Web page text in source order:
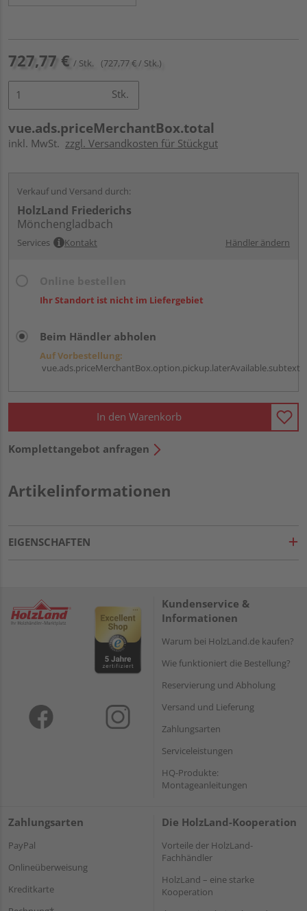
727,77 € / Stk. (727,77 € / Stk.)
Stk.
vue.ads.priceMerchantBox.total
inkl. MwSt. zzgl. Versandkosten für Stückgut
Verkauf und Versand durch:
HolzLand Friederichs
Mönchengladbach
Services Kontakt Händler ändern
Ihr Standort ist nicht im Liefergebiet
Beim Händler abholen
Auf Vorbestellung:
vue.ads.priceMerchantBox.option.pickup.laterAvailable.subtext
In den Warenkorb
Komplettangebot anfragen
Artikelinformationen
EIGENSCHAFTEN
Kundenservice &
Informationen
Warum bei HolzLand.de kaufen?
Wie funktioniert die Bestellung?
Reservierung und Abholung
Versand und Lieferung
Zahlungsarten
Serviceleistungen
HQ-Produkte:
Montageanleitungen
Zahlungsarten
PayPal
Onlineüberweisung
Kreditkarte
Die HolzLand-Kooperation
Vorteile der HolzLand-
Fachhändler
HolzLand – eine starke
Kooperation